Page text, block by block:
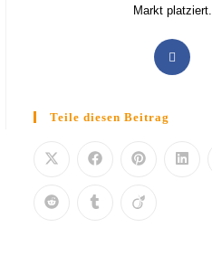
Markt platziert.
Teile diesen Beitrag